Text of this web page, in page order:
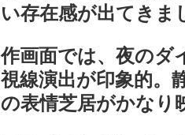
い存在感が出てきま
作画面では、夜のダ
視線演出が印象的。
の表情芝居がかなり